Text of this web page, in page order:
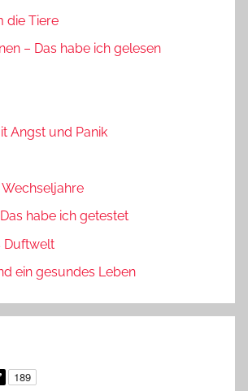
die Tiere
– Das habe ich gelesen
Angst und Panik
habe ich getestet
Duftwelt
ein gesundes Leben